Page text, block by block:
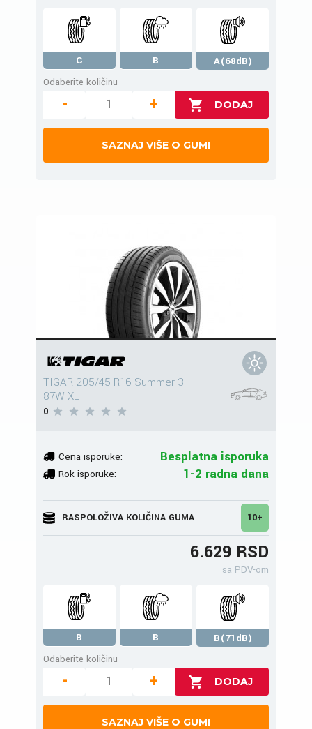
C B
A(68dB)
Odaberite količinu
- +
SAZNAJ VIŠE O GUMI
TIGAR 205/45 R16 Summer 3
87W XL
0
Cena isporuke: Besplatna isporuka
Rok isporuke: 1-2 radna dana
RASPOLOŽIVA KOLIČINA GUMA 10+
6.629 RSD
sa PDV-om
B B
B(71dB)
Odaberite količinu
- +
SAZNAJ VIŠE O GUMI